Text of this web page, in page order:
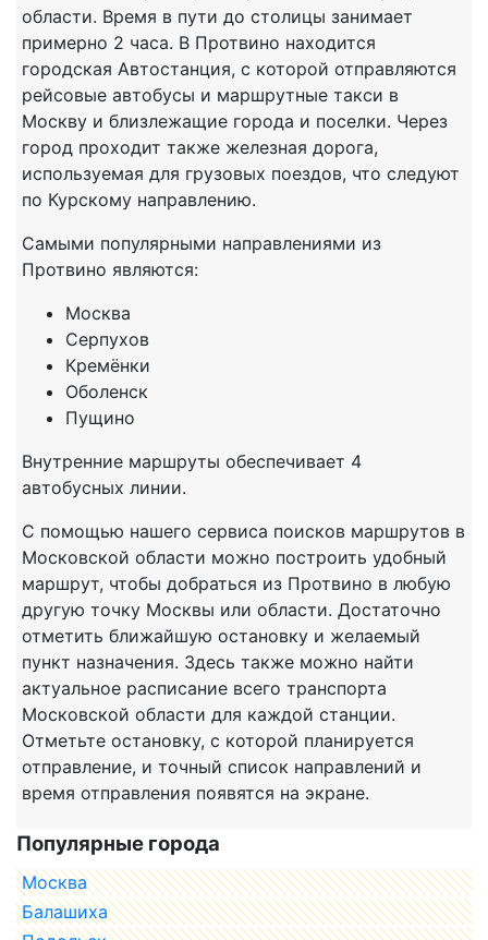
области. Время в пути до столицы занимает
примерно 2 часа. В Протвино находится
городская Автостанция, с которой отправляются
рейсовые автобусы и маршрутные такси в
Москву и близлежащие города и поселки. Через
город проходит также железная дорога,
используемая для грузовых поездов, что следуют
по Курскому направлению.
Самыми популярными направлениями из
Протвино являются:
Москва
Серпухов
Кремёнки
Оболенск
Пущино
Внутренние маршруты обеспечивает 4
автобусных линии.
С помощью нашего сервиса поисков маршрутов в
Московской области можно построить удобный
маршрут, чтобы добраться из Протвино в любую
другую точку Москвы или области. Достаточно
отметить ближайшую остановку и желаемый
пункт назначения. Здесь также можно найти
актуальное расписание всего транспорта
Московской области для каждой станции.
Отметьте остановку, с которой планируется
отправление, и точный список направлений и
время отправления появятся на экране.
Популярные города
Москва
Балашиха